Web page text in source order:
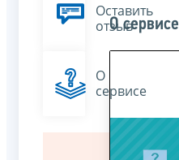
Оставить
отзыв
О
сервисе
О сервисе